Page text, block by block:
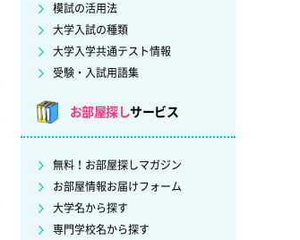
模試の活用法
大学入試の種類
大学入学共通テスト情報
受験・入試用語集
お部屋探しサービス
無料！お部屋探しマガジン
お部屋情報お届けフォーム
大学名から探す
専門学校名から探す